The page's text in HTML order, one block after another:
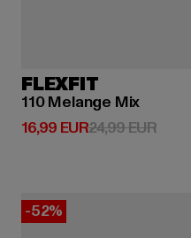
FLEXFIT
110 Melange Mix
16,99 EUR
Prix courant: 16,99 EUR
24,99 EURPrix
-52%